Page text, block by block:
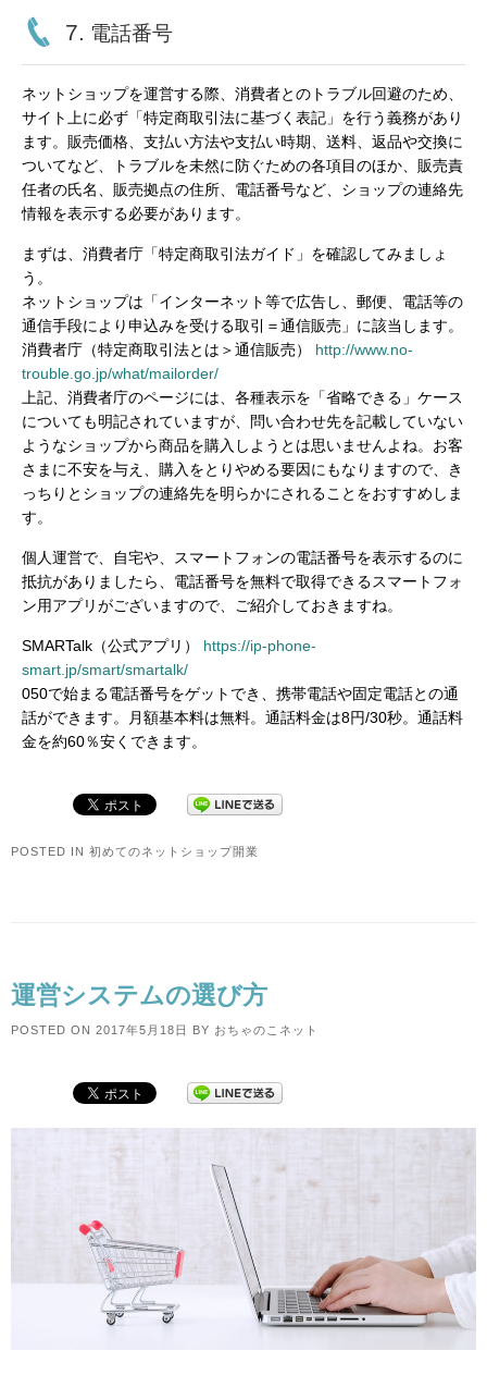
7. 電話番号
ネットショップを運営する際、消費者とのトラブル回避のため、
サイト上に必ず「特定商取引法に基づく表記」を行う義務があり
ます。販売価格、支払い方法や支払い時期、送料、返品や交換に
ついてなど、トラブルを未然に防ぐための各項目のほか、販売責
任者の氏名、販売拠点の住所、電話番号など、ショップの連絡先
情報を表示する必要があります。
まずは、消費者庁「特定商取引法ガイド」を確認してみましょ
う。
ネットショップは「インターネット等で広告し、郵便、電話等の
通信手段により申込みを受ける取引＝通信販売」に該当します。
消費者庁（特定商取引法とは＞通信販売） http://www.no-
trouble.go.jp/what/mailorder/
上記、消費者庁のページには、各種表示を「省略できる」ケース
についても明記されていますが、問い合わせ先を記載していない
ようなショップから商品を購入しようとは思いませんよね。お客
さまに不安を与え、購入をとりやめる要因にもなりますので、き
っちりとショップの連絡先を明らかにされることをおすすめしま
す。
個人運営で、自宅や、スマートフォンの電話番号を表示するのに
抵抗がありましたら、電話番号を無料で取得できるスマートフォ
ン用アプリがございますので、ご紹介しておきますね。
SMARTalk（公式アプリ） https://ip-phone-
smart.jp/smart/smartalk/
050で始まる電話番号をゲットでき、携帯電話や固定電話との通
話ができます。月額基本料は無料。通話料金は8円/30秒。通話料
金を約60％安くできます。
POSTED IN 初めてのネットショップ開業
運営システムの選び方
POSTED ON 2017年5月18日 BY おちゃのこネット